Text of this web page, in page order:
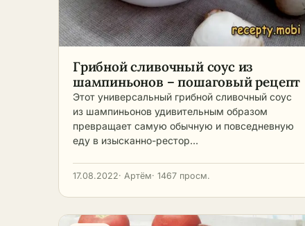
Грибной сливочный соус из
шампиньонов – пошаговый рецепт
Этот универсальный грибной сливочный соус
из шампиньонов удивительным образом
превращает самую обычную и повседневную
еду в изысканно-рестор…
17.08.2022· Артём· 1467 просм.